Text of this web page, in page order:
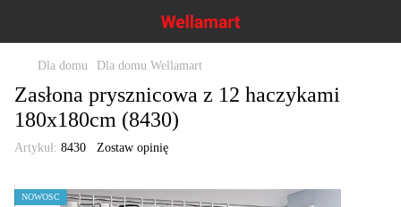
Dla domu Dla domu Wellamart
Zasłona prysznicowa z 12 haczykami
180x180cm (8430)
Artykuł: 8430 Zostaw opinię
NOWOŚĆ